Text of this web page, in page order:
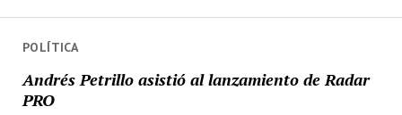
POLÍTICA
Andrés Petrillo asistió al lanzamiento de Radar
PRO